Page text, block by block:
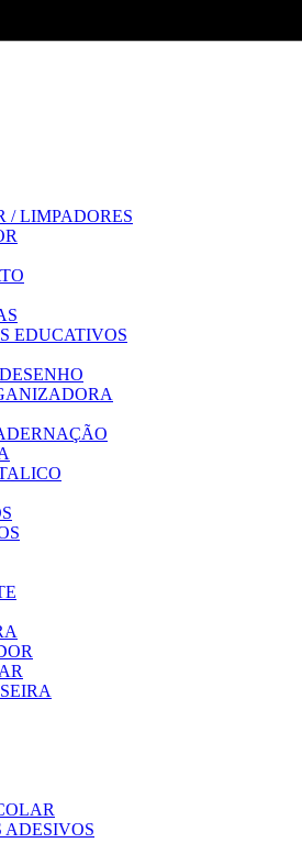
/ LIMPADORES
EDUCATIVOS
ADESIVOS